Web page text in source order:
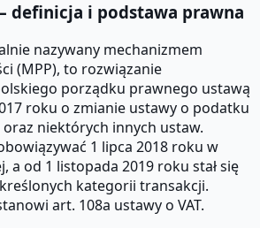
definicja i podstawa prawna
nazywany mechanizmem
(MPP), to rozwiązanie
porządku prawnego ustawą
roku o zmianie ustawy o podatku
niektórych innych ustaw.
1 lipca 2018 roku w
od 1 listopada 2019 roku stał się
kategorii transakcji.
art. 108a ustawy o VAT.